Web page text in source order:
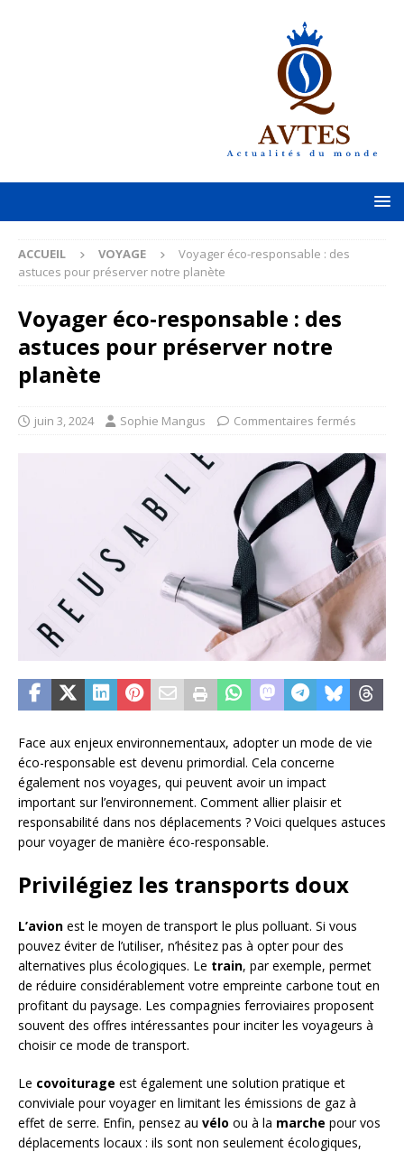
ACCUEIL VOYAGE
Voyager éco-responsable : des
astuces pour préserver notre planète
Voyager éco-responsable : des
astuces pour préserver notre
planète
juin 3, 2024 Sophie Mangus Commentaires fermés
Face aux enjeux environnementaux, adopter un mode de vie
éco-responsable est devenu primordial. Cela concerne
également nos voyages, qui peuvent avoir un impact
important sur l’environnement. Comment allier plaisir et
responsabilité dans nos déplacements ? Voici quelques astuces
pour voyager de manière éco-responsable.
Privilégiez les transports doux
L’avion est le moyen de transport le plus polluant. Si vous
pouvez éviter de l’utiliser, n’hésitez pas à opter pour des
alternatives plus écologiques. Le train, par exemple, permet
de réduire considérablement votre empreinte carbone tout en
profitant du paysage. Les compagnies ferroviaires proposent
souvent des offres intéressantes pour inciter les voyageurs à
choisir ce mode de transport.
Le covoiturage est également une solution pratique et
conviviale pour voyager en limitant les émissions de gaz à
effet de serre. Enfin, pensez au vélo ou à la marche pour vos
déplacements locaux : ils sont non seulement écologiques,